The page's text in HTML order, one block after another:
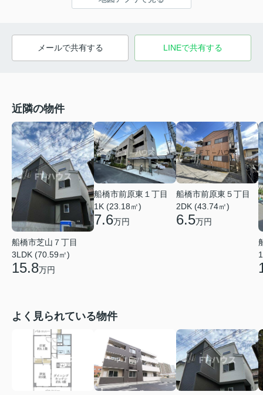
メールで共有する LINEで共有する
近隣の物件
船橋市芝山７丁目
3LDK (70.59㎡)
15.8万円
船橋市前原東１丁目
1K (23.18㎡)
7.6万円
船橋市前原東５丁目
2DK (43.74㎡)
6.5万円
よく見られている物件